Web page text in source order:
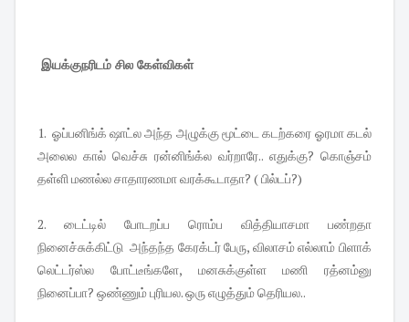
இயக்குநரிடம் சில கேள்விகள்
1. ஓப்பனிங்க் ஷாட்ல அந்த அழுக்கு மூட்டை கடற்கரை ஓரமா கடல்
அலைல கால் வெச்சு ரன்னிங்க்ல வர்றாரே.. எதுக்கு? கொஞ்சம்
தள்ளி மணல்ல சாதாரணமா வரக்கூடாதா? ( பில்டப்?)
2. டைட்டில் போடறப்ப ரொம்ப வித்தியாசமா பண்றதா
நினைச்சுக்கிட்டு அந்தந்த கேரக்டர் பேரு, விலாசம் எல்லாம் பிளாக்
லெட்டர்ஸ்ல போட்டீங்களே, மனசுக்குள்ள மணி ரத்னம்னு
நினைப்பா? ஒண்ணும் புரியல. ஒரு எழுத்தும் தெரியல..